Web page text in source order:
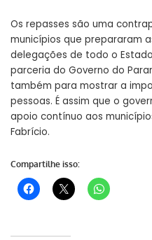
Os repasses são uma
municípios que prepararam
delegações de todo o
parceria do Governo do
também para mostrar a
pessoas. É assim que o
apoio contínuo aos
Fabrício.
Compartilhe isso: